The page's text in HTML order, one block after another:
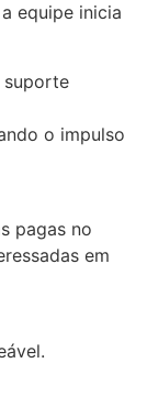
equipe inicia
suporte
o impulso
pagas no
em